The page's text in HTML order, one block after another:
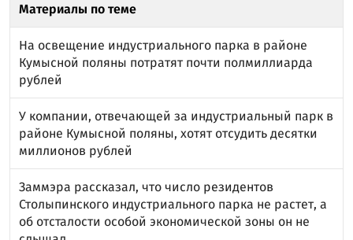
Материалы по теме
На освещение индустриального парка в районе
Кумысной поляны потратят почти полмиллиарда
рублей
У компании, отвечающей за индустриальный парк в
районе Кумысной поляны, хотят отсудить десятки
миллионов рублей
Заммэра рассказал, что число резидентов
Столыпинского индустриального парка не растет, а
об отсталости особой экономической зоны он не